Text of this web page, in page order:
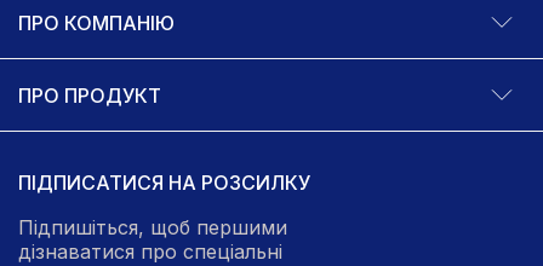
ПРО КОМПАНІЮ
ПРО ПРОДУКТ
ПІДПИСАТИСЯ НА РОЗСИЛКУ
Підпишіться, щоб першими
дізнаватися про спеціальні